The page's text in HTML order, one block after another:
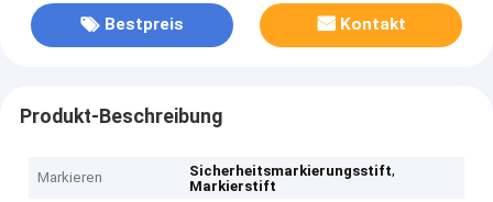
Bestpreis Kontakt
Produkt-Beschreibung
Markieren Sicherheitsmarkierungsstift,
Markierstift